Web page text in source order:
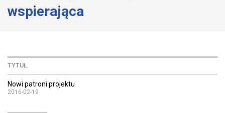
wspierająca
TYTUŁ
Nowi patroni projektu
2016-02-19